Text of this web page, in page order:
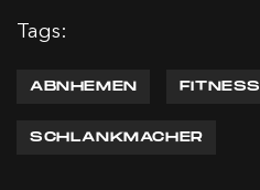
Tags:
ABNHEMEN FITNESS
SCHLANKMACHER